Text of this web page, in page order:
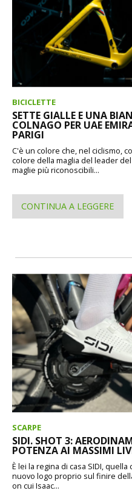
BICICLETTE
SETTE GIALLE E UNA
COLNAGO PER UAE
PARIGI
C'è un colore che, nel ciclismo,
colore della maglia del leader
maglie più riconoscibili...
CONTINUA A LEGGERE
SCARPE
SIDI. SHOT 3:
POTENZA AI MASSIMI
È lei la regina di casa SIDI,
nuovo logo proprio sul finire
on cui Isaac...